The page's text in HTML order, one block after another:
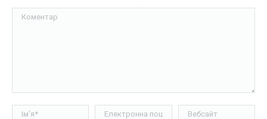
Коментар
Ім'я * Електронна пошта * Вебсайт